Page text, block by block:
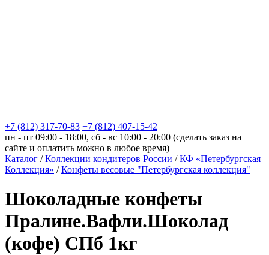
+7 (812) 317-70-83 +7 (812) 407-15-42
пн - пт 09:00 - 18:00, сб - вс 10:00 - 20:00 (сделать заказ на
сайте и оплатить можно в любое время)
Каталог / Коллекции кондитеров России / КФ «Петербургская
Коллекция» / Конфеты весовые "Петербургская коллекция"
Шоколадные конфеты
Пралине.Вафли.Шоколад
(кофе) СПб 1кг